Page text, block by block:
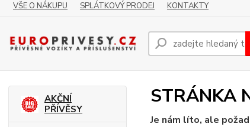
VŠE O NÁKUPU SPLÁTKOVÝ PRODEJ KONTAKTY
AKČNÍ
PŘÍVĚSY
STRÁNKA
Je nám líto, ale